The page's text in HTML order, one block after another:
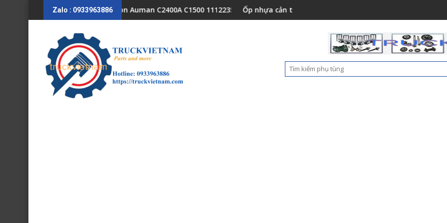
to
Zalo : 0933963886
C3400 H0610151001A0
Van cúp bô Foton Auman C2400A C1500 1112235684110Ốp nhựa cản trước Foton Auman C160 New M4831011002A0Nắp hộp cốp phụ